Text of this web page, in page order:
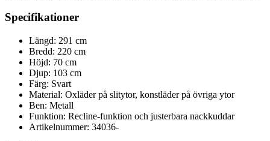
Specifikationer
Längd: 291 cm
Bredd: 220 cm
Höjd: 70 cm
Djup: 103 cm
Färg: Svart
Material: Oxläder på slitytor, konstläder på övriga ytor
Ben: Metall
Funktion: Recline-funktion och justerbara nackkuddar
Artikelnummer: 34036-